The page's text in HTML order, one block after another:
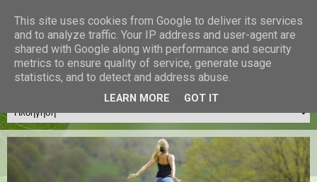
Διατροφή & Fitness
Διαιτολογικό Γραφείο
Μακρατζάκη Χριστίνα
MSc Διαιτολόγος - Διατροφολόγος
This site uses cookies from Google to deliver its services
and to analyze traffic. Your IP address and user-agent are
shared with Google along with performance and security
metrics to ensure quality of service, generate usage
statistics, and to detect and address abuse.
LEARN MORE GOT IT